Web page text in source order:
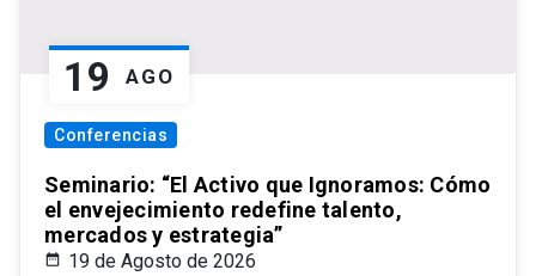
19 AGO
Conferencias
Seminario: “El Activo que Ignoramos: Cómo
el envejecimiento redefine talento,
mercados y estrategia”
19 de Agosto de 2026